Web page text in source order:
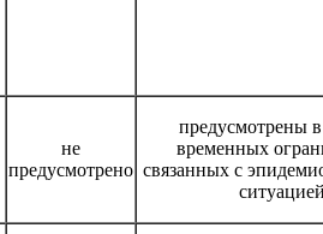
не
предусмотрено
предусмотрены
временных
связанных с
ситуацией